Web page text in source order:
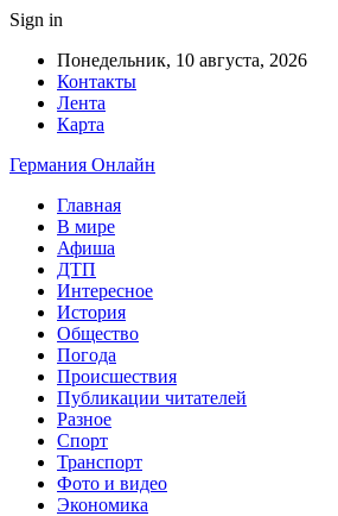
Sign in
Понедельник, 10 августа, 2026
Контакты
Лента
Карта
Германия Онлайн
Главная
В мире
Афиша
ДТП
Интересное
История
Общество
Погода
Происшествия
Публикации читателей
Разное
Спорт
Транспорт
Фото и видео
Экономика